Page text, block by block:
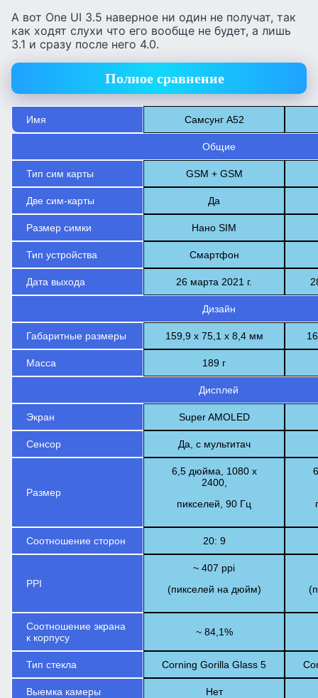
А вот One UI 3.5 наверное ни один не получат, так
как ходят слухи что его вообще не будет, а лишь
3.1 и сразу после него 4.0.
Полное сравнение
Имя Самсунг А52
Общие
Тип сим карты GSM + GSM
Две сим-карты Да
Размер симки Нано SIM
Тип устройства Смартфон
Дата выхода 26 марта 2021 г.
Дизайн
Габаритные размеры 159,9 х 75,1 х 8,4 мм
Масса 189 г
Дисплей
Экран Super AMOLED
Сенсор Да, с мультитач
Размер
6,5 дюйма, 1080 x
2400,
пикселей, 90 Гц
Соотношение сторон 20: 9
PPI
~ 407 ppi
(пикселей на дюйм)
Соотношение экрана
к корпусу
~ 84,1%
Тип стекла Corning Gorilla Glass 5
Выемка камеры Нет